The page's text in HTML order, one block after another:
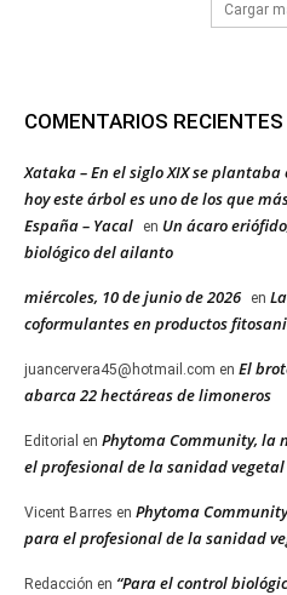
Cargar
COMENTARIOS RECIENTES
Xataka – En el siglo XIX se
hoy este árbol es uno de los que
España – Yacal
en Un ácaro
biológico del ailanto
miércoles, 10 de junio de 2026 en
coformulantes en productos
juancervera45@hotmail.com en El
abarca 22 hectáreas de limoneros
Editorial en Phytoma Community,
el profesional de la sanidad vegetal
Vicent Barres en Phytoma
para el profesional de la sanidad
Redacción en “Para el control